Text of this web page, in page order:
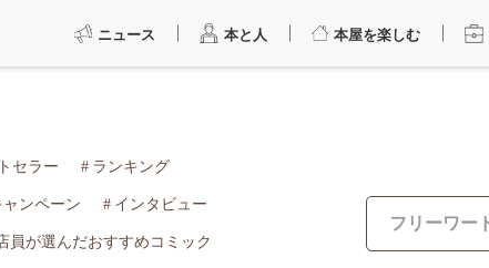
ニュース 本と人 本屋を楽しむ
セラー ランキング
ンペーン インタビュー
員が選んだおすすめコミック